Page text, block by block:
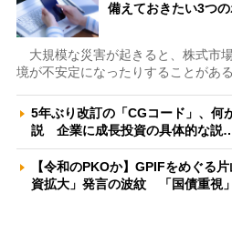
備えておきたい3つ
大規模な災害が起きると、株式市
境が不安定になったりすることがあ
5年ぶり改訂の「CGコード」、何
説 企業に成長投資の具体的な説
【令和のPKOか】GPIFをめぐる
資拡大」発言の波紋 「国債重視